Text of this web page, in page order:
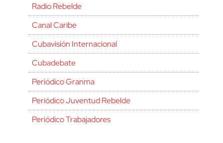
Radio Rebelde
Canal Caribe
Cubavisión Internacional
Cubadebate
Periódico Granma
Periódico Juventud Rebelde
Periódico Trabajadores